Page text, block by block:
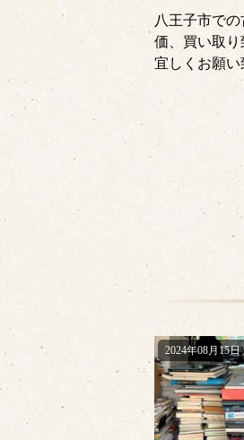
八王子市で
価、買い取
宜しくお願
2024年08月15日